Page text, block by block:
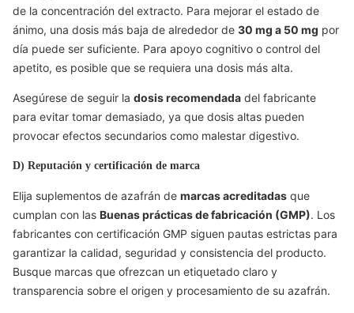
de la concentración del extracto. Para mejorar el estado de
ánimo, una dosis más baja de alrededor de 30 mg a 50 mg por
día puede ser suficiente. Para apoyo cognitivo o control del
apetito, es posible que se requiera una dosis más alta.
Asegúrese de seguir la dosis recomendada del fabricante
para evitar tomar demasiado, ya que dosis altas pueden
provocar efectos secundarios como malestar digestivo.
D) Reputación y certificación de marca
Elija suplementos de azafrán de marcas acreditadas que
cumplan con las Buenas prácticas de fabricación (GMP). Los
fabricantes con certificación GMP siguen pautas estrictas para
garantizar la calidad, seguridad y consistencia del producto.
Busque marcas que ofrezcan un etiquetado claro y
transparencia sobre el origen y procesamiento de su azafrán.